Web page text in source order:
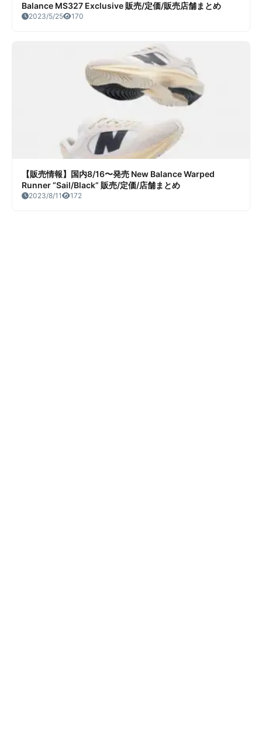
Balance MS327 Exclusive 販売/定価/販売店舗まとめ
2023/5/25 170
【販売情報】国内8/16〜発売 New Balance Warped
Runner “Sail/Black” 販売/定価/店舗まとめ
2023/8/11 172